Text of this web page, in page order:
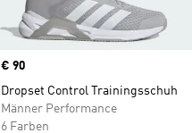
Price
€ 90
Dropset Control Trainingsschuh
Männer Performance
6 Farben